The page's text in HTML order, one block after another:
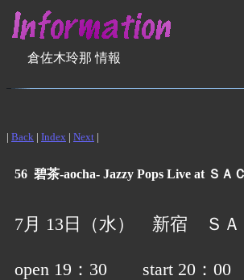
倉佐木玲那 情報
| Back | Index | Next |
56 碧茶-aocha- Jazzy Pops Live at Ｓ
7月 13日（水） 新宿 ＳＡ
open 19：30 start 20：00